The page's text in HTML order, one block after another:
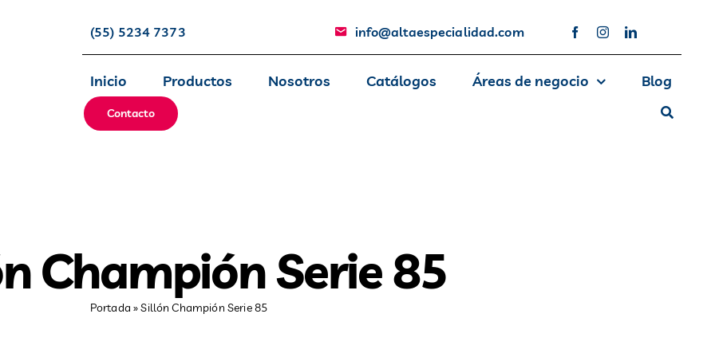
(55) 5234 7373 info@altaespecialidad.com
Inicio Productos Nosotros Catálogos Áreas de negocio Blog
Contacto
Champión Serie 85
Portada »Sillón Champión Serie 85